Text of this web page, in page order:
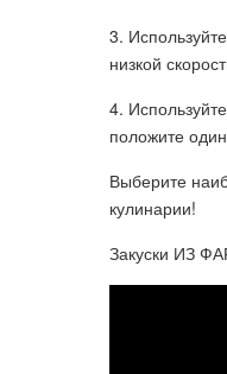
3.
низкой
4.
положите
Выберите
кулинарии!
Закуски ИЗ